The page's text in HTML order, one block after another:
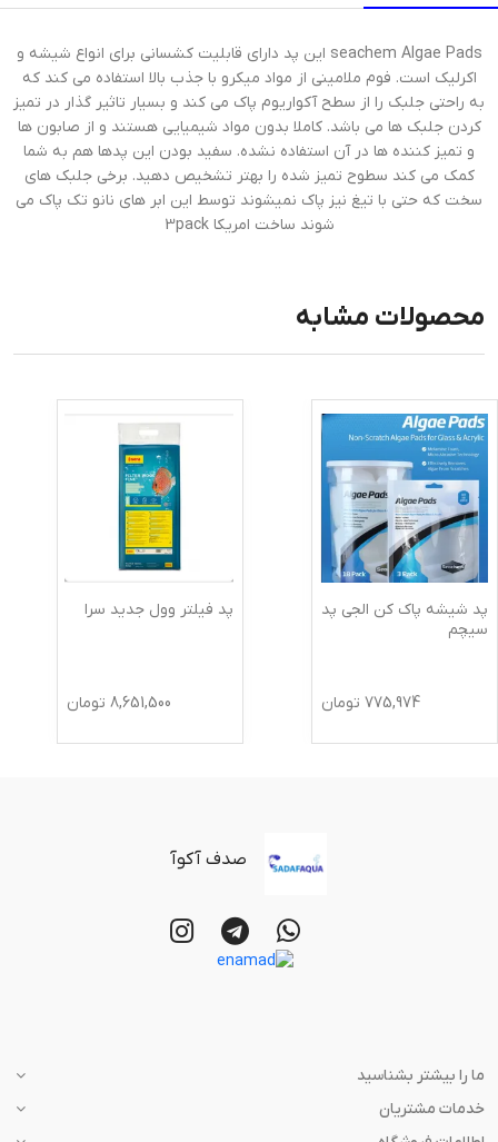
seachem Algae Pads این پد دارای قابلیت کشسانی برای انواع شیشه و
اکرلیک است. فوم ملامینی از مواد میکرو با جذب بالا استفاده می کند که
به راحتی جلبک را از سطح آکواریوم پاک می کند و بسیار تاثیر گذار در تمیز
کردن جلبک ها می باشد. کاملا بدون مواد شیمیایی هستند و از صابون ها
و تمیز کننده ها در آن استفاده نشده. سفید بودن این پدها هم به شما
کمک می کند سطوح تمیز شده را بهتر تشخیص دهید. برخی جلبک های
سخت که حتی با تیغ نیز پاک نمیشوند توسط این ابر های نانو تک پاک می
شوند ساخت امریکا 3pack
محصولات مشابه
پد شیشه پاک کن الجی پد
سیچم
775,974 تومان
پد فیلتر وول جدید سرا
8,651,500 تومان
صدف آکوآ
ما را بیشتر بشناسید
خدمات مشتریان